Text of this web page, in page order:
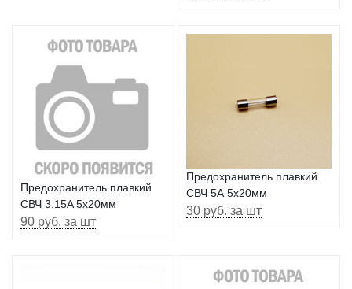
Предохранитель плавкий
СВЧ 3.15A 5x20мм
90 руб. за шт
Предохранитель плавкий
СВЧ 5А 5х20мм
30 руб. за шт